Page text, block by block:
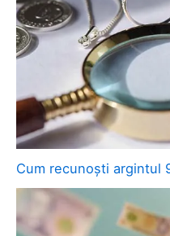
Cum recunoști argintul